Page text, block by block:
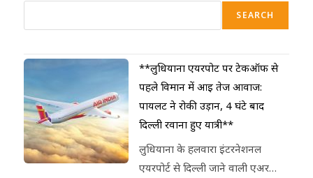
SEARCH
**लुधियाना एयरपोर्ट पर टेकऑफ से
पहले विमान में आई तेज आवाज:
पायलट ने रोकी उड़ान, 4 घंटे बाद
दिल्ली रवाना हुए यात्री**
लुधियाना के हलवारा इंटरनेशनल
एयरपोर्ट से दिल्ली जाने वाली एअर…